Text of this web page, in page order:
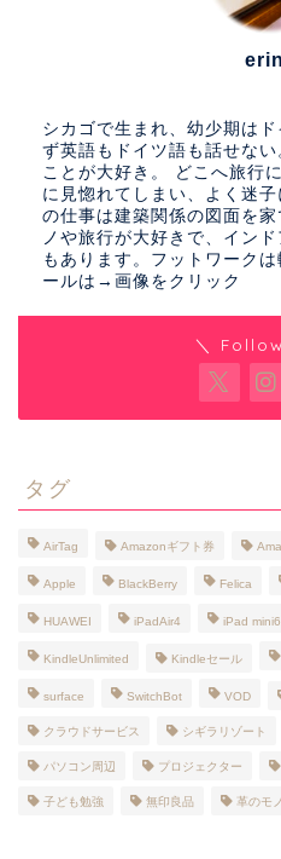
シカゴで生まれ、幼少期は
ず英語もドイツ語も話せない
ことが大好き。 どこへ旅行
に見惚れてしまい、よく迷
の仕事は建築関係の図面を
ノや旅行が大好きで、イン
もあります。フットワーク
ールは→画像をクリック
＼
タグ
AirTag Amazonギフト券
Apple BlackBerry Felica
HUAWEI iPadAir4 iPad mini6
KindleUnlimited Kindleセール
surface SwitchBot VOD
クラウドサービス シギラリゾート
パソコン周辺 プロジェクター
子ども勉強 無印良品 革のモノ